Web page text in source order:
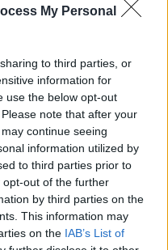
My Personal
to third parties, or
information for
use the below opt-out
note that after your
continue seeing
information utilized by
to third parties prior to
out of the further
by third parties on the
This information may
on the IAB’s List of